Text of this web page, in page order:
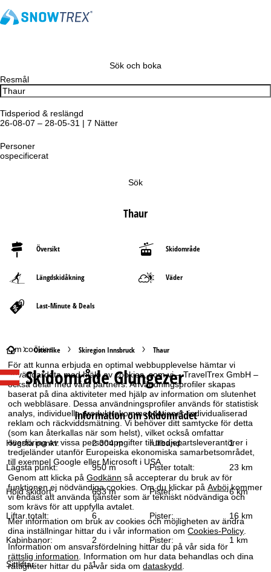
Om cookies
För att kunna erbjuda en optimal webbupplevelse hämtar vi
användardata med hjälp av cookies, som vi – TravelTrex GmbH –
också delar med våra partners. Användningsprofiler skapas
baserat på dina aktiviteter med hjälp av information om slutenhet
och webbläsare. Dessa användningsprofiler används för statistisk
analys, individuella produktrekommendationer, individualiserad
reklam och räckviddsmätning. Vi behöver ditt samtycke för detta
(som kan återkallas när som helst), vilket också omfattar
överföring av vissa personuppgifter till tredjepartsleverantörer i
tredjeländer utanför Europeiska ekonomiska samarbetsområdet,
till exempel Google eller Microsoft i USA.
Genom att klicka påGodkänn så accepterar du bruk av för
funktionen ej nödvändiga cookies. Om du klickar påAvböjkommer
vi endast att använda tjänster som är tekniskt nödvändiga och
som krävs för att uppfylla avtalet.
Mer information om bruk av cookies och möjligheten av ändra
dina inställningar hittar du i vår information omCookies-Policy.
Information om ansvarsfördelning hittar du på vår sida för
rättslig information. Information om hur data behandlas och dina
rättigheter hittar du på vår sida omdataskydd.
Sök och boka
Resmål
Tidsperiod & reslängd
26-08-07 – 28-05-31 | 7 Nätter
Personer
ospecificerat
Sök
Thaur
Översikt Skidområde
Längdskidåkning Väder
Last-Minute & Deals
S
t
a
r
t
s
i
d
a
Österrike Skiregion Innsbruck Thaur
SkidområdeGlungezer
Information om skidområdet
Högsta punkt: 2 304 m rullband: 1
Lägsta punkt: 950 m Pister totalt: 23 km
Höjd skidort: 633 m Pister: 6 km
Liftar totalt: 6 Pister: 16 km
Kabinbanor: 2 Pister: 1 km
Sittliftar: 1